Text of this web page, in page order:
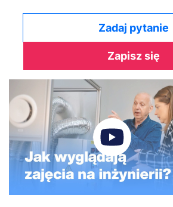
Zadaj pytanie
Zapisz się